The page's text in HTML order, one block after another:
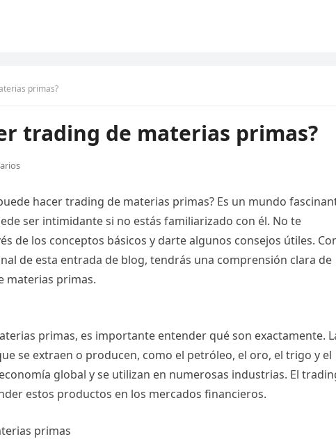
primas?
trading de materias primas?
hacer trading de materias primas? Es un mundo
ser intimidante si no estás familiarizado con él. No te
de los conceptos básicos y darte algunos consejos útiles.
de esta entrada de blog, tendrás una comprensión clara de
materias primas.
primas, es importante entender qué son exactamente.
se extraen o producen, como el petróleo, el oro, el trigo y el
global y se utilizan en numerosas industrias. El
estos productos en los mercados financieros.
primas